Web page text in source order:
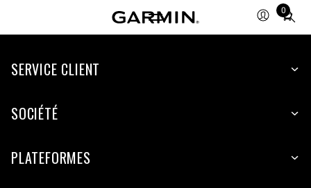
0
Total
items
cart:
SERVICE CLIENT
SOCIÉTÉ
PLATEFORMES